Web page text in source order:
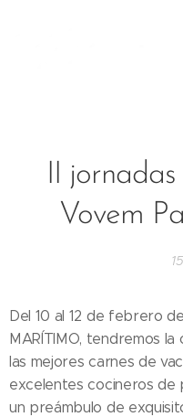
II
Vovem
Del 10 al 12 de febrero
MARÍTIMO, tendremos
las mejores carnes de
excelentes cocineros de
un preámbulo de